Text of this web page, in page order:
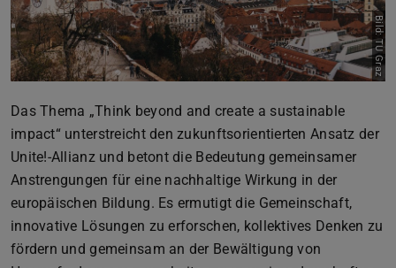
Bild: TU Graz
Das Thema „Think beyond and create a sustainable
impact“ unterstreicht den zukunftsorientierten Ansatz der
Unite!-Allianz und betont die Bedeutung gemeinsamer
Anstrengungen für eine nachhaltige Wirkung in der
europäischen Bildung. Es ermutigt die Gemeinschaft,
innovative Lösungen zu erforschen, kollektives Denken zu
fördern und gemeinsam an der Bewältigung von